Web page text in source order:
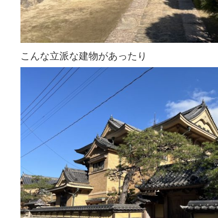
こんな立派な建物があったり